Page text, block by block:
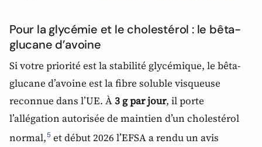
Pour la glycémie et le cholestérol : le bêta-
glucane d’avoine
Si votre priorité est la stabilité glycémique, le bêta-
glucane d’avoine est la fibre soluble visqueuse
reconnue dans l’UE. À3 g par jour, il porte
l’allégation autorisée de maintien d’un cholestérol
normal,5 et début 2026 l’EFSA a rendu un avis